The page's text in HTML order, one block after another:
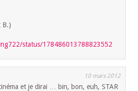
B.)
status/178486013788823552
10 mars 2012
et je dirai … bin, bon, euh, STAR